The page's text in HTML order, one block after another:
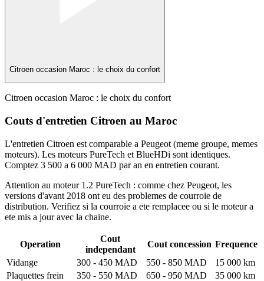
Citroen occasion Maroc : le choix du confort
Citroen occasion Maroc : le choix du confort
Couts d'entretien Citroen au Maroc
L'entretien Citroen est comparable a Peugeot (meme groupe, memes
moteurs). Les moteurs PureTech et BlueHDi sont identiques.
Comptez 3 500 a 6 000 MAD par an en entretien courant.
Attention au moteur 1.2 PureTech : comme chez Peugeot, les
versions d'avant 2018 ont eu des problemes de courroie de
distribution. Verifiez si la courroie a ete remplacee ou si le moteur a
ete mis a jour avec la chaine.
Operation
Cout
independant
Cout concession Frequence
Vidange
300 - 450 MAD 550 - 850 MAD
15 000 km
Plaquettes frein
350 - 550 MAD 650 - 950 MAD
35 000 km